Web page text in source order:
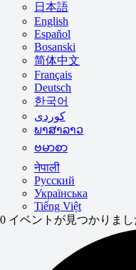
日本語
English
Español
Bosanski
简体中文
Français
Deutsch
한국어
ພາສາລາວ
ဗမာစာ
नेपाली
Русский
Українська
Tiếng Việt
0 イベントが見つかりまし